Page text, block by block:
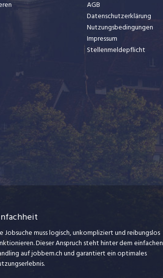
AGB
Datenschutzerklärung
Nutzungsbedingungen
Impressum
Stellenmeldepflicht
Jobsuche muss logisch, unkompliziert und reibungslos
Dieser Anspruch steht hinter dem einfachen
auf jobbern.ch und garantiert ein optimales